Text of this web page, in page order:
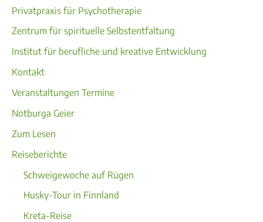
Privatpraxis für Psychotherapie
Zentrum für spirituelle Selbstentfaltung
Institut für berufliche und kreative Entwicklung
Kontakt
Veranstaltungen Termine
Notburga Geier
Zum Lesen
Reiseberichte
Schweigewoche auf Rügen
Husky-Tour in Finnland
Kreta-Reise